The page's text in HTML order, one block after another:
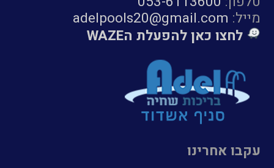
מייל: adelpools20@gmail.com
לחצו כאן להפעלת הWAZE
עקבו אחרינו